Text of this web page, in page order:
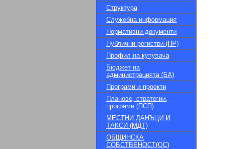
Структура
Служебна информация
Нормативни документи
Публични регистри (ПР)
Профил на купувача
Бюджет на
администрацията (БА)
Програми и проекти
Планове, стратегии,
програми (ПСП)
МЕСТНИ ДАНЪЦИ И
ТАКСИ (МДТ)
ОБЩИНСКА
СОБСТВЕНОСТ(ОС)